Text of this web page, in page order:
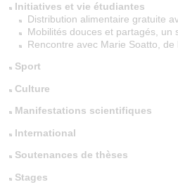
Initiatives et vie étudiantes
Distribution alimentaire gratuite
Mobilités douces et partagés, un
Rencontre avec Marie Soatto, de
Sport
Culture
Manifestations scientifiques
International
Soutenances de thèses
Stages